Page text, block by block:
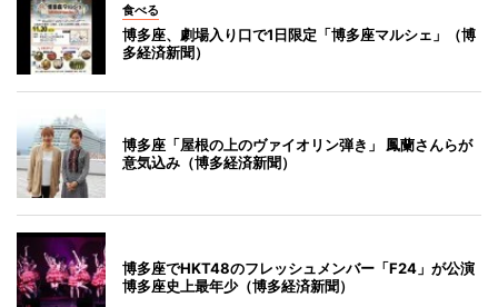
食べる
博多座、劇場入り口で1日限定「博多座マルシェ」（博
多経済新聞）
博多座「屋根の上のヴァイオリン弾き」 鳳蘭さんらが
意気込み（博多経済新聞）
博多座でHKT48のフレッシュメンバー「F24」が公演
博多座史上最年少（博多経済新聞）